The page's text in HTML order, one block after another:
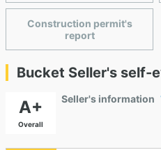
Construction permit's
report
Bucket Seller's self-
A+
Overall
Seller's information